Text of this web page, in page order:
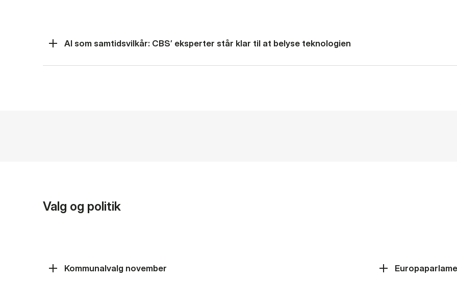
AI som samtidsvilkår: CBS’ eksperter står klar til at belyse teknologien
Valg og politik
Kommunalvalg november